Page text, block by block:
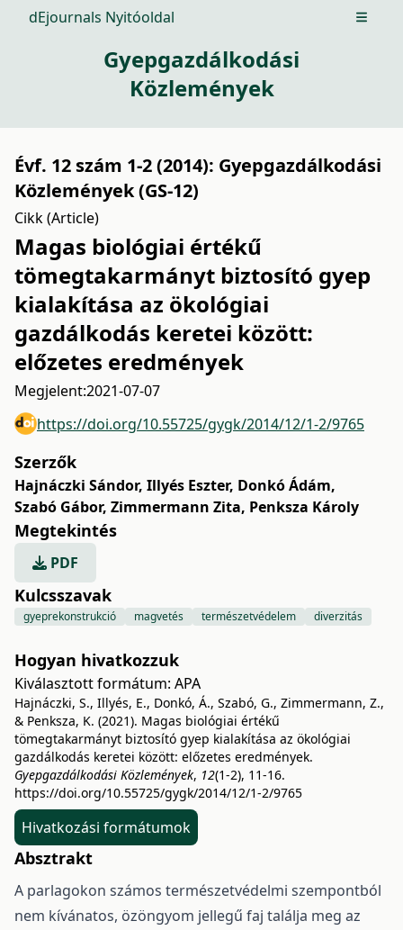
dEjournals Nyitóoldal Open
Gyepgazdálkodási
Közlemények
Évf. 12 szám 1-2 (2014): Gyepgazdálkodási
Közlemények (GS-12)
Cikk (Article)
Magas biológiai értékű
tömegtakarmányt biztosító gyep
kialakítása az ökológiai
gazdálkodás keretei között:
előzetes eredmények
Megjelent:2021-07-07
https://doi.org/10.55725/gygk/2014/12/1-2/9765
Szerzők
Hajnáczki Sándor, Illyés Eszter, Donkó Ádám,
Szabó Gábor, Zimmermann Zita, Penksza Károly
Megtekintés
PDF
Kulcsszavak
gyeprekonstrukció magvetés természetvédelem diverzitás
Hogyan hivatkozzuk
Kiválasztott formátum: APA
Hajnáczki, S., Illyés, E., Donkó, Á., Szabó, G., Zimmermann, Z.,
& Penksza, K. (2021). Magas biológiai értékű
tömegtakarmányt biztosító gyep kialakítása az ökológiai
gazdálkodás keretei között: előzetes eredmények.
Gyepgazdálkodási Közlemények, 12(1-2), 11-16.
https://doi.org/10.55725/gygk/2014/12/1-2/9765
Hivatkozási formátumok
Absztrakt
A parlagokon számos természetvédelmi szempontból
nem kívánatos, özöngyom jellegű faj találja meg az